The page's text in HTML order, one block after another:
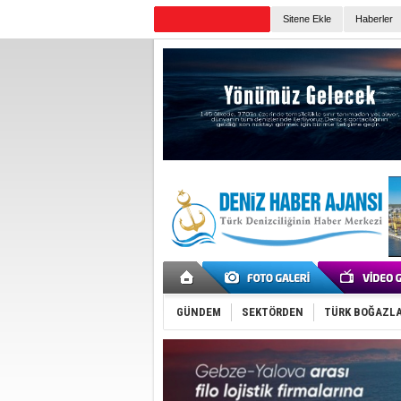
Sitene Ekle Haberler
GÜNDEM SEKTÖRDEN TÜRK